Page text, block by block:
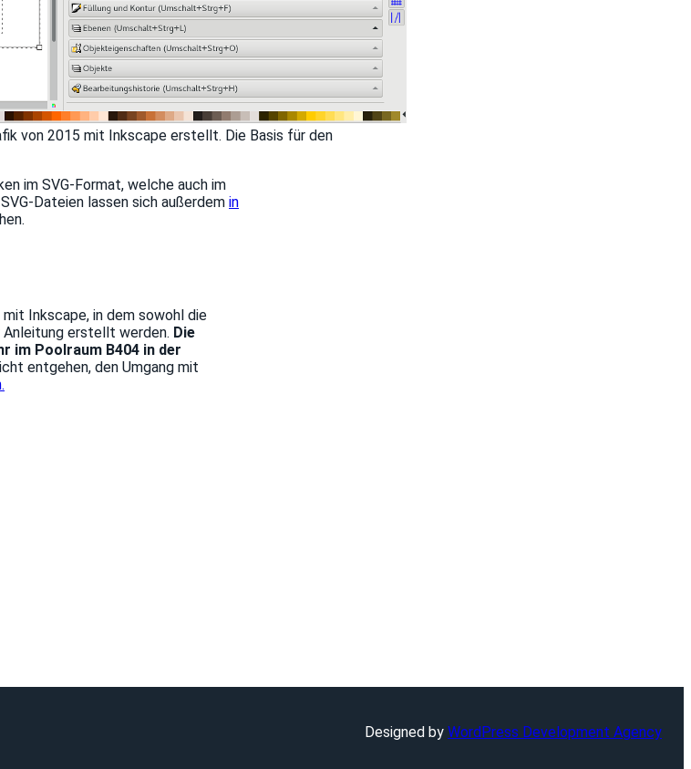
von 2015 mit Inkscape erstellt. Die Basis für den
im SVG-Format, welche auch im
Dateien lassen sich außerdem in
Inkscape, in dem sowohl die
erstellt werden. Die
im Poolraum B404 in der
entgehen, den Umgang mit
Designed by WordPress Development Agency